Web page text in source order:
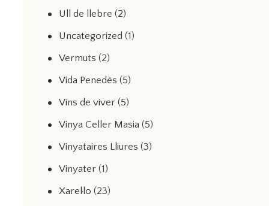
Ull de llebre (2)
Uncategorized (1)
Vermuts (2)
Vida Penedès (5)
Vins de viver (5)
Vinya Celler Masia (5)
Vinyataires Lliures (3)
Vinyater (1)
Xarel·lo (23)